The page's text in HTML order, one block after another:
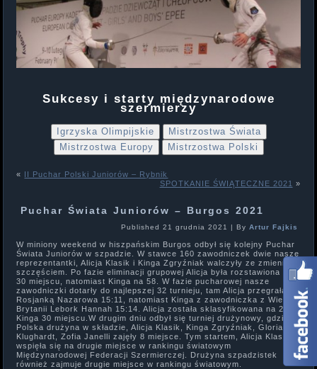
Sukcesy i starty międzynarodowe
szermierzy
Igrzyska Olimpijskie
Mistrzostwa Świata
Mistrzostwa Europy
Mistrzostwa Polski
« II Puchar Polski Juniorów – Rybnik
SPOTKANIE ŚWIĄTECZNE 2021 »
Puchar Świata Juniorów – Burgos 2021
Published 21 grudnia 2021 | By Artur Fajkis
W miniony weekend w hiszpańskim Burgos odbył się kolejny Puchar
Świata Juniorów w szpadzie. W stawce 160 zawodniczek dwie nasze
reprezentantki, Alicja Klasik i Kinga Zgryźniak walczyły ze zmiennym
szczęściem. Po fazie eliminacji grupowej Alicja była rozstawiona na
30 miejscu, natomiast Kinga na 58. W fazie pucharowej nasze
zawodniczki dotarły do najlepszej 32 turnieju, tam Alicja przegrała z
Rosjanką Nazarowa 15:11, natomiast Kinga z zawodniczka z Wielkiej
Brytanii Lebork Hannah 15:14. Alicja została sklasyfikowana na 23, a
Kinga 30 miejscu.W drugim dniu odbył się turniej drużynowy, gdzie
Polska drużyna w składzie, Alicja Klasik, Kinga Zgryźniak, Gloria
Klughardt, Zofia Janelli zajęły 8 miejsce. Tym startem, Alicja Klasik
wspięła się na drugie miejsce w rankingu światowym
Międzynarodowej Federacji Szermierczej. Drużyna szpadzistek
również zajmuje drugie miejsce w rankingu światowym.